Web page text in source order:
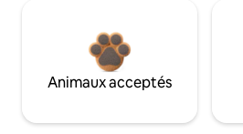
Animaux acceptés